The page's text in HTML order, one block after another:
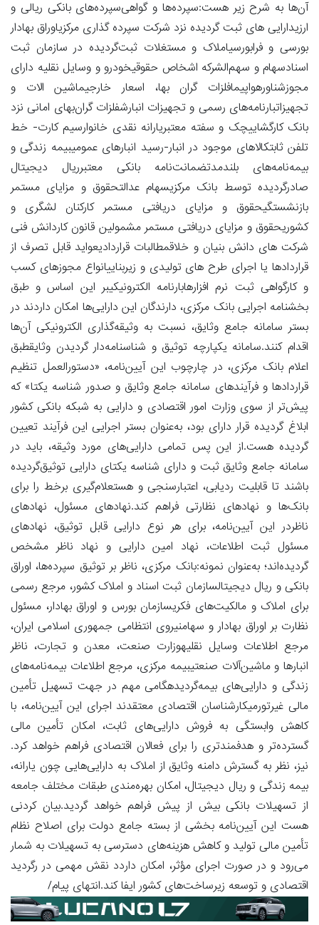
آن‌ها به شرح زیر هست:سپرده‌ها و گواهی‌سپرده‌های بانکی ریالی و
ارزیدارایی های ثبت گردیده نزد شرکت سپرده گذاری مرکزیاوراق بهادار
بورسی و فرابورسیاملاک و مستغلات ثبت‌گردیده در سازمان ثبت
اسنادسهام و سهم‌الشرکه اشخاص حقوقیخودرو و وسایل نقلیه دارای
مجوزشناورهواپیمافلزات گران بها، اسعار خارجیماشین الات و
تجهیزاتبارنامه‌های رسمی و تجهیزات انبارشفلزات گران‌بهای امانی نزد
بانک کارگشاییچک و سفته معتبریارانه نقدی خانوارسیم کارت- خط
تلفن ثابتکالاهای موجود در انبار-رسید انبارهای عمومیبیمه زندگی و
بیمه‌نامه‌های بلندمدتضمانت‌نامه بانکی معتبرریال دیجیتال
صادرگردیده توسط بانک مرکزیسهام عدالتحقوق و مزایای مستمر
بازنشستگیحقوق و مزایای دریافتی مستمر کارکنان لشگری و
کشوریحقوق و مزایای دریافتی مستمر مشمولین قانون کاردانش فنی
شرکت های دانش بنیان و خلاقمطالبات قراردادیعواید قابل تصرف از
قراردادها یا اجرای طرح های تولیدی و زیربناییانواع مجوزهای کسب
و کارگواهی ثبت نرم افزارهابارنامه الکترونیکیبر این اساس و طبق
بخشنامه اجرایی بانک مرکزی، دارندگان این دارایی‌ها امکان داردند در
بستر سامانه جامع وثایق، نسبت به وثیقه‌گذاری الکترونیکی آن‌ها
اقدام کنند.سامانه یکپارچه توثیق و شناسنامه‌دار گردیدن وثایقطبق
اعلام بانک مرکزی، در چارچوب این آیین‌نامه، «دستورالعمل تنظیم
قراردادها و فرآیندهای سامانه جامع وثایق و صدور شناسه یکتا» که
پیش‌تر از سوی وزارت امور اقتصادی و دارایی به شبکه بانکی کشور
ابلاغ گردیده قرار دارای بود، به‌عنوان بستر اجرایی این فرآیند تعیین
گردیده هست.از این پس تمامی دارایی‌های مورد وثیقه، باید در
سامانه جامع وثایق ثبت و دارای شناسه یکتای دارایی توثیق‌گردیده
باشند تا قابلیت ردیابی، اعتبارسنجی و هستعلام‌گیری برخط را برای
بانک‌ها و نهادهای نظارتی فراهم کند.نهادهای مسئول، نهادهای
ناظردر این آیین‌نامه، برای هر نوع دارایی قابل توثیق، نهادهای
مسئول ثبت اطلاعات، نهاد امین دارایی و نهاد ناظر مشخص
گردیده‌اند؛ به‌عنوان نمونه:بانک مرکزی، ناظر بر توثیق سپرده‌ها، اوراق
بانکی و ریال دیجیتالسازمان ثبت اسناد و املاک کشور، مرجع رسمی
برای املاک و مالکیت‌های فکریسازمان بورس و اوراق بهادار، مسئول
نظارت بر اوراق بهادار و سهامنیروی انتظامی جمهوری اسلامی ایران،
مرجع اطلاعات وسایل نقلیهوزارت صنعت، معدن و تجارت، ناظر
انبارها و ماشین‌آلات صنعتیبیمه مرکزی، مرجع اطلاعات بیمه‌نامه‌های
زندگی و دارایی‌های بیمه‌گردیدهگامی مهم در جهت تسهیل تأمین
مالی غیرتورمیکارشناسان اقتصادی معتقدند اجرای این آیین‌نامه، با
کاهش وابستگی به فروش دارایی‌های ثابت، امکان تأمین مالی
گسترده‌تر و هدفمندتری را برای فعالان اقتصادی فراهم خواهد کرد.
نیز، نظر به گسترش دامنه وثایق از املاک به دارایی‌هایی چون یارانه،
بیمه زندگی و ریال دیجیتال، امکان بهره‌مندی طبقات مختلف جامعه
از تسهیلات بانکی بیش از پیش فراهم خواهد گردید.بیان کردنی
هست این آیین‌نامه بخشی از بسته جامع دولت برای اصلاح نظام
تأمین مالی تولید و کاهش هزینه‌های دسترسی به تسهیلات به شمار
می‌رود و در صورت اجرای مؤثر، امکان داردد نقش مهمی در رگردید
اقتصادی و توسعه زیرساخت‌های کشور ایفا کند.انتهای پیام/